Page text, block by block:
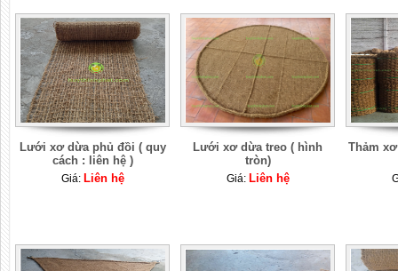
Lưới xơ dừa phủ đồi ( quy
cách : liên hệ )
Giá: Liên hệ
Lưới xơ dừa treo ( hình
tròn)
Giá: Liên hệ
Thảm